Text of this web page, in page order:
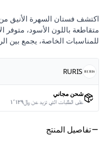
للمناسبات الخاصة، يجمع بين
RURIS
شحن مجاني
على الطلبات التي تزيد عن ﷼١٬١٢٩
تفاصيل المنتج